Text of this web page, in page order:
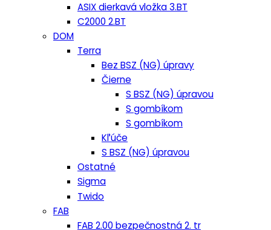
ASIX dierkavá vložka 3.BT
C2000 2.BT
DOM
Terra
Bez BSZ (NG) úpravy
Čierne
S BSZ (NG) úpravou
S gombíkom
S gombíkom
Kľúče
S BSZ (NG) úpravou
Ostatné
Sigma
Twido
FAB
FAB 2.00 bezpečnostná 2. tr